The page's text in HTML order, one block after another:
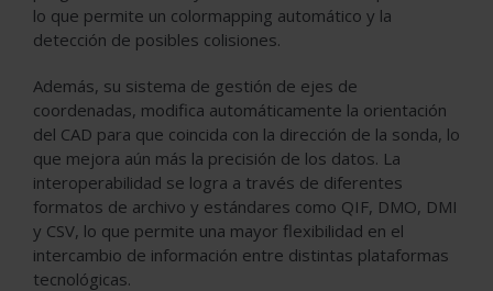
lo que permite un colormapping automático y la
detección de posibles colisiones.
Además, su sistema de gestión de ejes de
coordenadas, modifica automáticamente la orientación
del CAD para que coincida con la dirección de la sonda, lo
que mejora aún más la precisión de los datos. La
interoperabilidad se logra a través de diferentes
formatos de archivo y estándares como QIF, DMO, DMI
y CSV, lo que permite una mayor flexibilidad en el
intercambio de información entre distintas plataformas
tecnológicas.